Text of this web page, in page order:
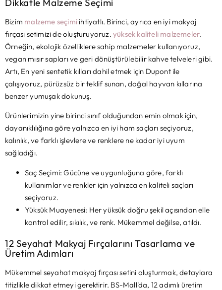
Dikkatle Malzeme Seçimi
Bizim malzeme seçimi ihtiyatlı. Birinci, ayrıca en iyi makyaj
fırçası setimizi de oluşturuyoruz. yüksek kaliteli malzemeler.
Örneğin, ekolojik özelliklere sahip malzemeler kullanıyoruz,
vegan mısır sapları ve geri dönüştürülebilir kahve telveleri gibi.
Artı, En yeni sentetik kılları dahil etmek için Dupont ile
çalışıyoruz, pürüzsüz bir teklif sunan, doğal hayvan kıllarına
benzer yumuşak dokunuş.
Ürünlerimizin yine birinci sınıf olduğundan emin olmak için,
dayanıklılığına göre yalnızca en iyi ham saçları seçiyoruz,
kalınlık, ve farklı işlevlere ve renklere ne kadar iyi uyum
sağladığı.
Saç Seçimi: Gücüne ve uygunluğuna göre, farklı
kullanımlar ve renkler için yalnızca en kaliteli saçları
seçiyoruz.
Yüksük Muayenesi: Her yüksük doğru şekil açısından elle
kontrol edilir, sıkılık, ve renk. Mükemmel değilse, atıldı.
12 Seyahat Makyaj Fırçalarını Tasarlama ve
Üretim Adımları
Mükemmel seyahat makyaj fırçası setini oluşturmak, detaylara
titizlikle dikkat etmeyi gerektirir. BS-Mall'da, 12 adımlı üretim